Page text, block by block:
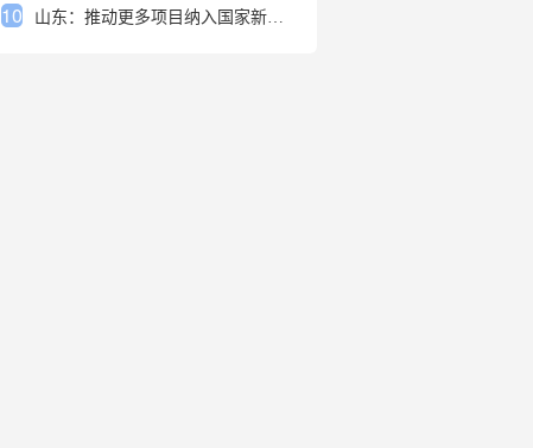
10 山东：推动更多项目纳入国家新增风光大基地项目